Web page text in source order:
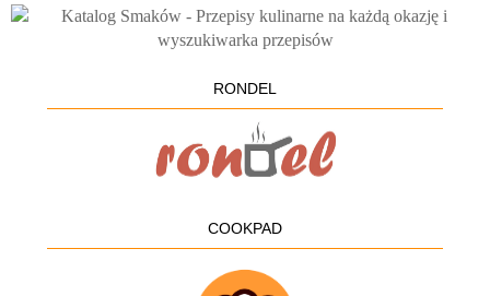
RONDEL
COOKPAD